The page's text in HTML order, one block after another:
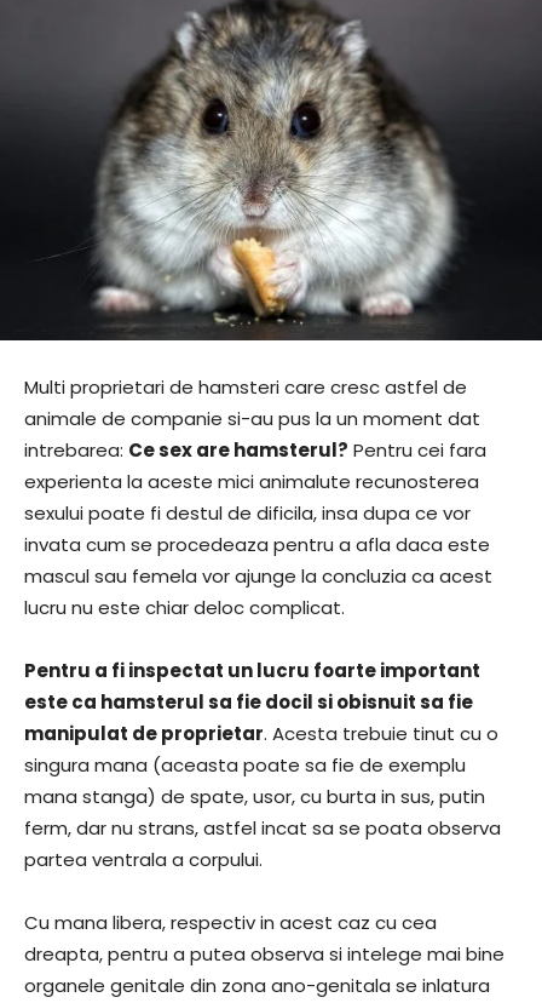
Multi proprietari de hamsteri care cresc astfel de
animale de companie si-au pus la un moment dat
intrebarea: Ce sex are hamsterul? Pentru cei fara
experienta la aceste mici animalute recunosterea
sexului poate fi destul de dificila, insa dupa ce vor
invata cum se procedeaza pentru a afla daca este
mascul sau femela vor ajunge la concluzia ca acest
lucru nu este chiar deloc complicat.
Pentru a fi inspectat un lucru foarte important
este ca hamsterul sa fie docil si obisnuit sa fie
manipulat de proprietar. Acesta trebuie tinut cu o
singura mana (aceasta poate sa fie de exemplu
mana stanga) de spate, usor, cu burta in sus, putin
ferm, dar nu strans, astfel incat sa se poata observa
partea ventrala a corpului.
Cu mana libera, respectiv in acest caz cu cea
dreapta, pentru a putea observa si intelege mai bine
organele genitale din zona ano-genitala se inlatura